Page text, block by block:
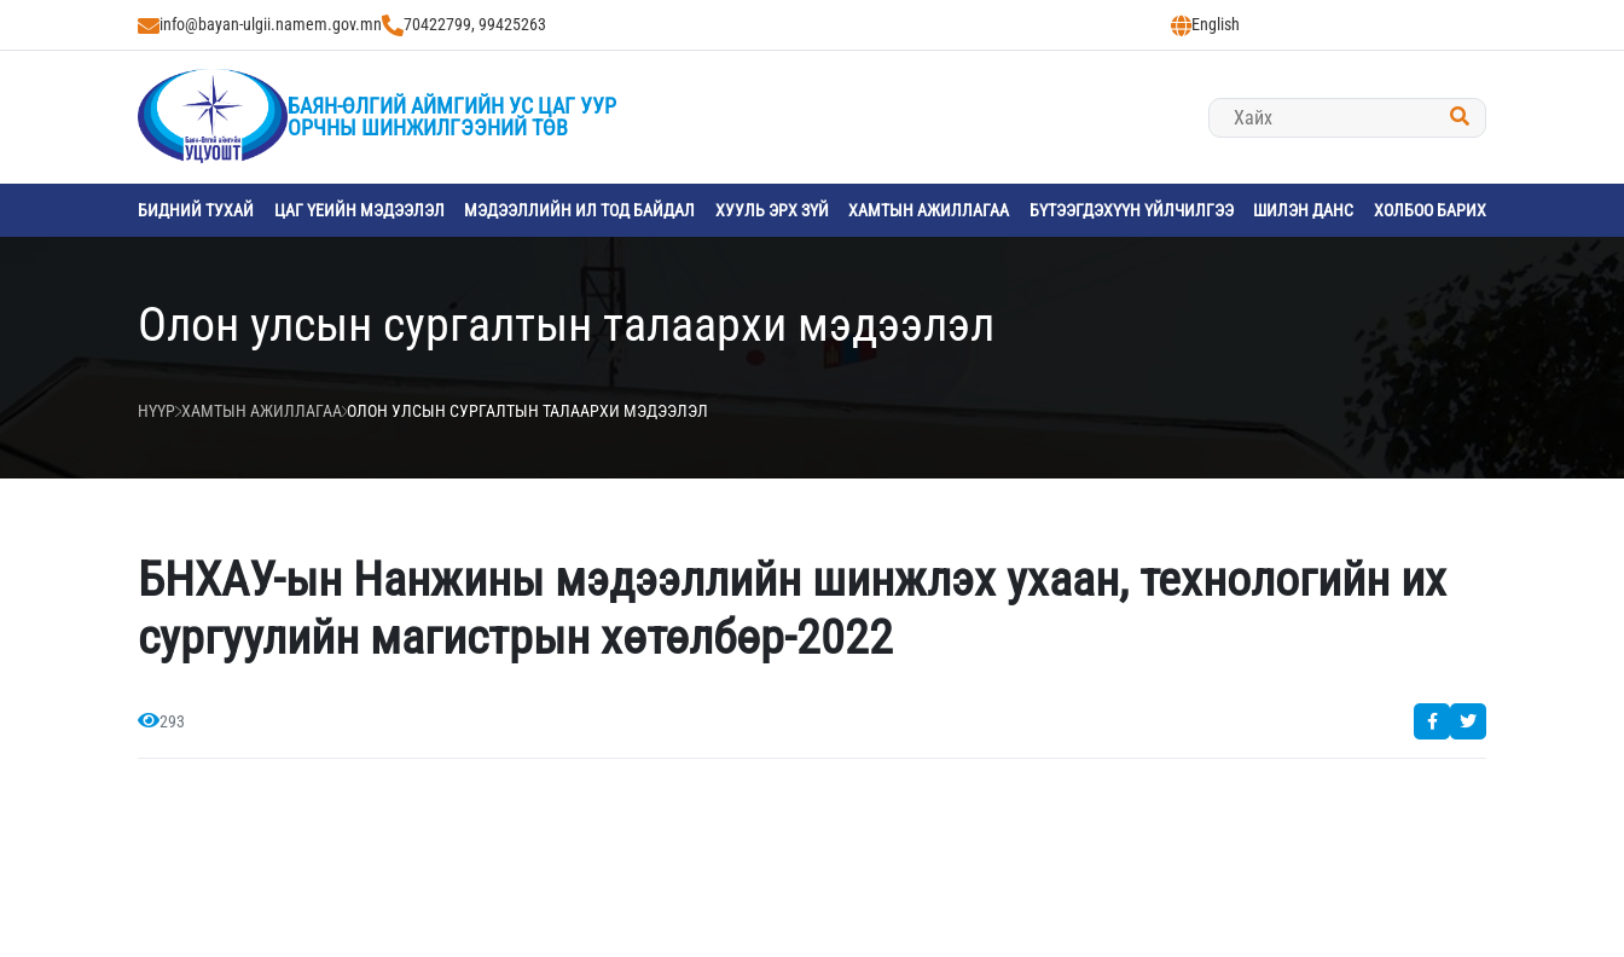
info@bayan-ulgii.namem.gov.mn 70422799, 99425263 English
БАЯН-ӨЛГИЙ АЙМГИЙН УС ЦАГ УУР
ОРЧНЫ ШИНЖИЛГЭЭНИЙ ТӨВ
БИДНИЙ ТУХАЙ ЦАГ ҮЕИЙН МЭДЭЭЛЭЛ МЭДЭЭЛЛИЙН ИЛ ТОД БАЙДАЛ ХУУЛЬ ЭРХ ЗҮЙ ХАМТЫН АЖИЛЛАГАА БҮТЭЭГДЭХҮҮН ҮЙЛЧИЛГЭЭ ШИЛЭН ДАНС ХОЛБОО БАРИХ
Олон улсын сургалтын талаархи мэдээлэл
НҮҮР ХАМТЫН АЖИЛЛАГАА ОЛОН УЛСЫН СУРГАЛТЫН ТАЛААРХИ МЭДЭЭЛЭЛ
БНХАУ-ын Нанжины мэдээллийн шинжлэх ухаан, технологийн их
сургуулийн магистрын хөтөлбөр-2022
293